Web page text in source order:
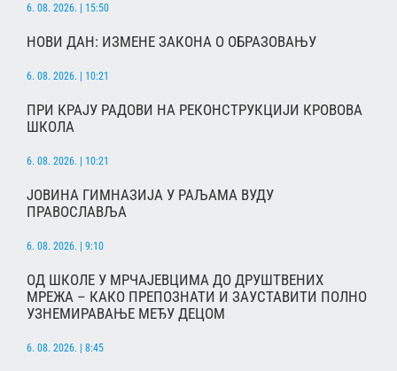
6. 08. 2026. | 15:50
НОВИ ДАН: ИЗМЕНЕ ЗАКОНА О ОБРАЗОВАЊУ
6. 08. 2026. | 10:21
ПРИ КРАЈУ РАДОВИ НА РЕКОНСТРУКЦИЈИ КРОВОВА
ШКОЛА
6. 08. 2026. | 10:21
ЈОВИНА ГИМНАЗИЈА У РАЉАМА ВУДУ
ПРАВОСЛАВЉА
6. 08. 2026. | 9:10
ОД ШКОЛЕ У МРЧАЈЕВЦИМА ДО ДРУШТВЕНИХ
МРЕЖА – КАКО ПРЕПОЗНАТИ И ЗАУСТАВИТИ ПОЛНО
УЗНЕМИРАВАЊЕ МЕЂУ ДЕЦОМ
6. 08. 2026. | 8:45